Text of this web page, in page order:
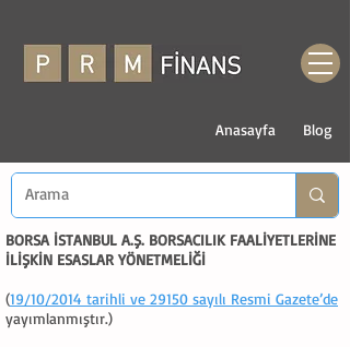
Anasayfa Blog
BORSA İSTANBUL A.Ş. BORSACILIK FAALİYETLERİNE
İLİŞKİN ESASLAR YÖNETMELİĞİ
(19/10/2014 tarihli ve 29150 sayılı Resmi Gazete’de
yayımlanmıştır.)